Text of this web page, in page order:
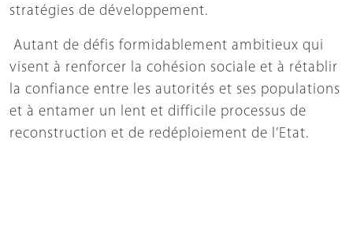
stratégies de développement.
Autant de défis formidablement ambitieux qui
visent à renforcer la cohésion sociale et à rétablir
la confiance entre les autorités et ses populations
et à entamer un lent et difficile processus de
reconstruction et de redéploiement de l’Etat.